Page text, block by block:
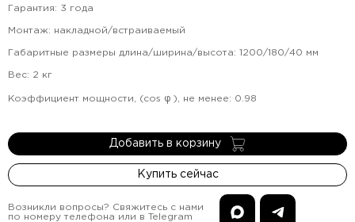
Гарантия: 3 года
Монтаж: накладной/встраиваемый
Габаритные размеры длина/ширина/высота: 1200/180/40 мм
Вес: 2 кг
Коэффициент мощности, (cos φ ), не менее: 0.98
Добавить в корзину
Купить сейчас
Возникли вопросы? Свяжитесь с нами
по номеру телефона или в Telegram